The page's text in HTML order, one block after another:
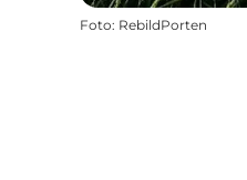
Foto: RebildPorten